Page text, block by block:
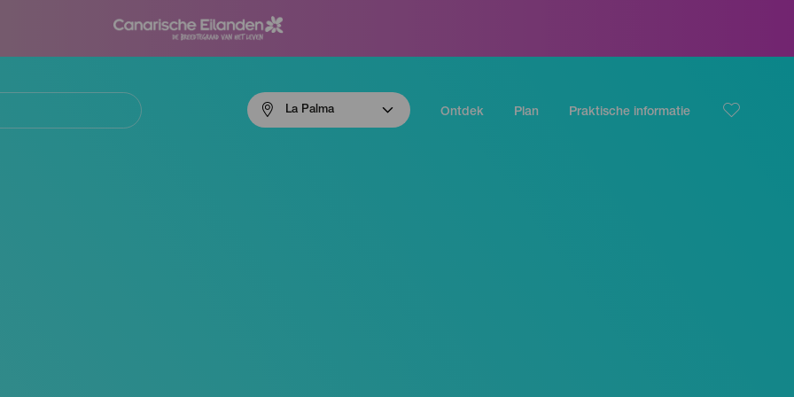
La Palma Ontdek Plan Praktische informatie